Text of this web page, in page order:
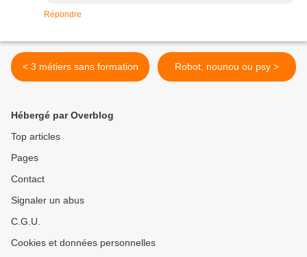
Répondre
< 3 métiers sans formation Robot, nounou ou psy >
Hébergé par Overblog
Top articles
Pages
Contact
Signaler un abus
C.G.U.
Cookies et données personnelles